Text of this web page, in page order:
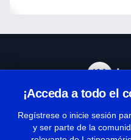
¡Acceda a todo el
Regístrese o inicie sesión
y ser parte de la